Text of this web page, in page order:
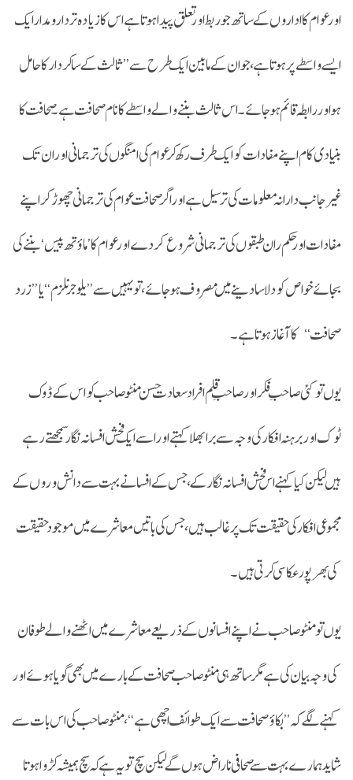
اورعوام کا اداروں کے ساتھ جو ربط اور تعلق پیدا ہوتا ہے اس کا زیادہ تر دارومدار ایک
ایسے واسطے پر ہوتا ہے، جو ان کے مابین ایک طرح سے ’’ثالث کے سا کردار کا حامل
ہو اور رابطہ قائم ہوجائے۔ اس ثالث بننے والے واسطے کا نام صحافت ہے۔ صحافت کا
بنیادی کام اپنے مفادات کو ایک طرف رکھ کر عوام کی امنگوں کی ترجمانی اور ان تک
غیرجانب دارانہ معلومات کی ترسیل ہے اوراگر صحافت عوام کی ترجمانی چھوڑ کر اپنے
مفادات اور حکم ران طبقوں کی ترجمانی شروع کردے اور عوام کا ’ماؤتھ پیس‘ بننے کی
بجائے خواص کو دلاسا دینے میں مصروف ہو جائے، تو یہیں سے ’’یلوجرنلزم‘‘ یا ’’زرد
صحافت‘‘ کا آغاز ہوتا ہے۔
یوں تو کئی صاحبِ فکر اور صاحبِ قلم افراد سعادت حسن منٹو صاحب کو اس کے ڈوک
ٹوک اور برہنہ افکار کی وجہ سے برا بھلا کہتے اور اسے ایک فحش افسانہ نگار سمجھتے رہے
ہیں لیکن کیا کہنے اس فحش افسانہ نگار کے، جس کے افسانے بہت سے دانش وروں کے
مجموعی افکارکی حقیقت تک پر غالب ہیں، جس کی باتیں معاشرے میں موجود حقیقت
کی بھرپور عکاسی کرتی ہیں۔
یوں تومنٹو صاحب نے اپنے افسانوں کے ذریعے معاشرے میں اٹھنے والے طوفان
کی وجہ بیان کی ہے مگر ساتھ ہی منٹو صاحب صحافت کے بارے میں بھی گویا ہوئے اور
کہنے لگے کہ ’’بکاؤ صحافت سے ایک طوائف اچھی ہے‘‘، منٹو صاحب کی اس بات سے
شاید ہمارے بہت سے صحافی ناراض ہوں گے لیکن سچ تو یہ ہے کہ سچ ہمیشہ کڑوا ہوتا